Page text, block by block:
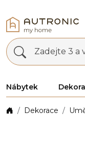
Zadejte 3 a
Nábytek
Dekorace